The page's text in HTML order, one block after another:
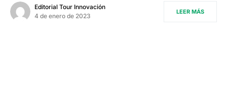
Editorial Tour Innovación
4 de enero de 2023
LEER MÁS